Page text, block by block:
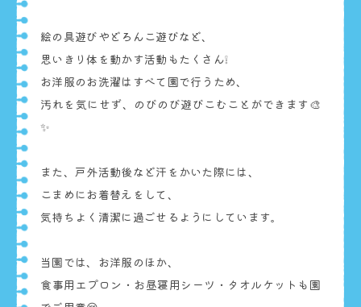
絵の具遊びやどろんこ遊びなど、
思いきり体を動かす活動もたくさん❕
お洋服のお洗濯はすべて園で行うため、
汚れを気にせず、のびのび遊びこむことができます🎨
✨
また、戸外活動後など汗をかいた際には、
こまめにお着替えをして、
気持ちよく清潔に過ごせるようにしています。
当園では、お洋服のほか、
食事用エプロン・お昼寝用シーツ・タオルケットも園